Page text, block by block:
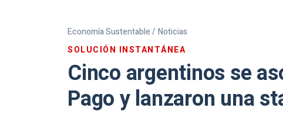
Economía Sustentable / Noticias
SOLUCIÓN INSTANTÁNEA
Cinco argentinos se
Pago y lanzaron una